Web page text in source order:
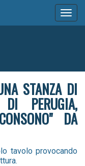
STANZA DI
DI PERUGIA,
DA
tavolo provocando